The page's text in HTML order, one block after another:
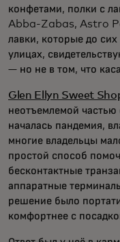
конфетами, полки с
Abba-Zabas, Astro
лавки, которые до
улицах,
— но не в том, что
Glen Ellyn Sweet
неотъемлемой частью
началась пандемия,
многие владельцы
простой способ
бесконтактные
аппаратные
решение было
комфортнее с